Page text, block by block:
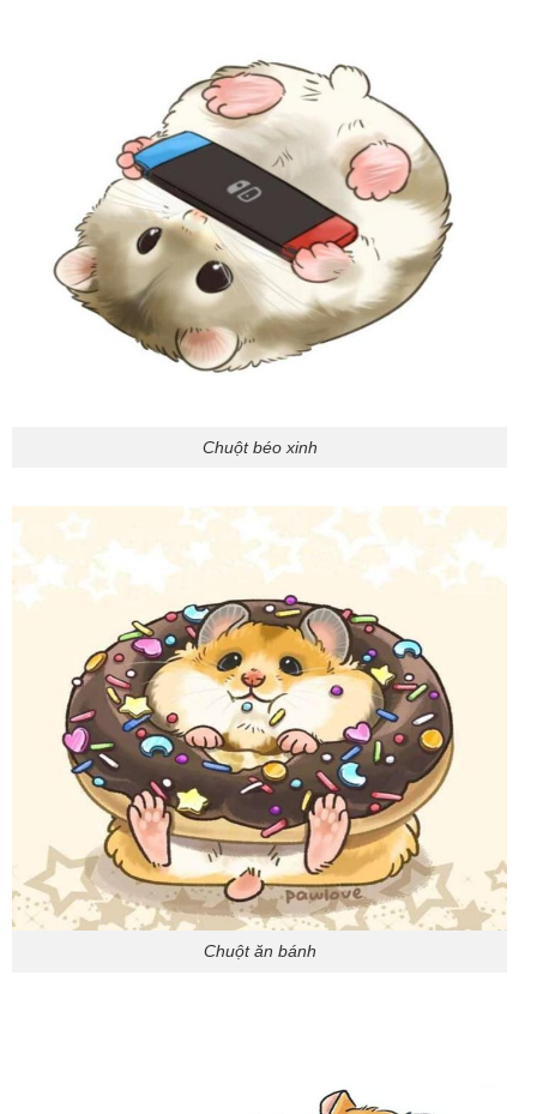
Chuột béo xinh
Chuột ăn bánh